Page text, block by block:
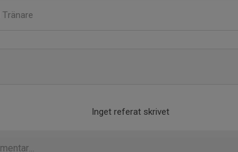
Tränare
Inget referat skrivet